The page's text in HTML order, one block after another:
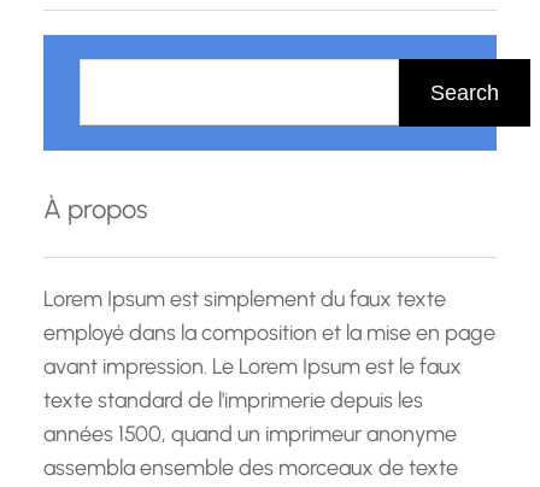
des amis et des membres de la famille, une
h
r
c
h
Search
À propos
Lorem Ipsum est simplement du faux texte
employé dans la composition et la mise en page
avant impression. Le Lorem Ipsum est le faux
texte standard de l'imprimerie depuis les
années 1500, quand un imprimeur anonyme
assembla ensemble des morceaux de texte